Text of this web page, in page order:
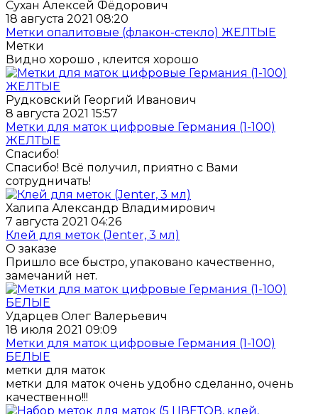
Сухан Алексей Фёдорович
18 августа 2021 08:20
Метки опалитовые (флакон-стекло) ЖЕЛТЫЕ
Метки
Видно хорошо , клеится хорошо
Рудковский Георгий Иванович
8 августа 2021 15:57
Метки для маток цифровые Германия (1-100)
ЖЕЛТЫЕ
Спасибо!
Спасибо! Всё получил, приятно с Вами
сотрудничать!
Халипа Александр Владимирович
7 августа 2021 04:26
Клей для меток (Jenter, 3 мл)
О заказе
Пришло все быстро, упаковано качественно,
замечаний нет.
Ударцев Олег Валерьевич
18 июля 2021 09:09
Метки для маток цифровые Германия (1-100)
БЕЛЫЕ
метки для маток
метки для маток очень удобно сделанно, очень
качественно!!!